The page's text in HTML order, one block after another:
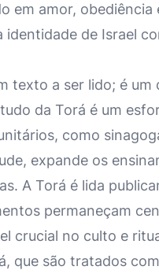
em amor, obediência
de Israel
texto a ser lido; é
da Torá é um
como
expande os
A Torá é lida
permaneçam
crucial no culto e
que são tratados